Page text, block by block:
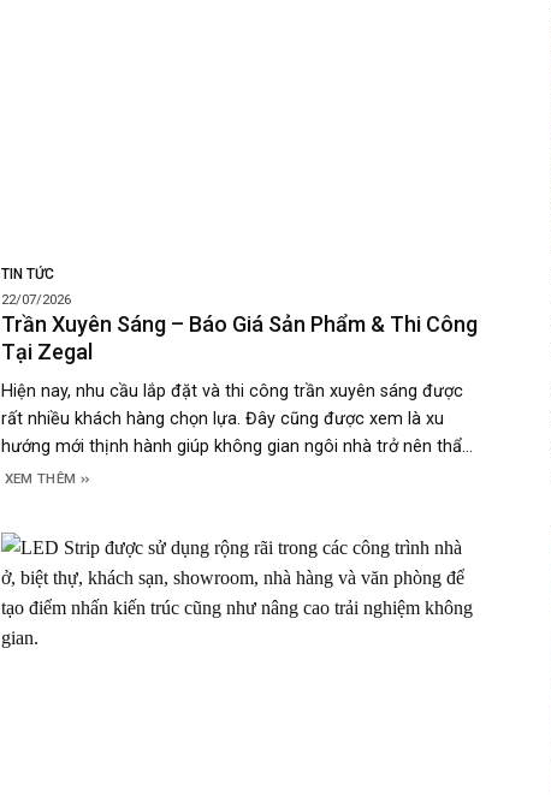
TIN TỨC
22/07/2026
Trần Xuyên Sáng – Báo Giá Sản Phẩm & Thi Công
Tại Zegal
Hiện nay, nhu cầu lắp đặt và thi công trần xuyên sáng được
rất nhiều khách hàng chọn lựa. Đây cũng được xem là xu
hướng mới thịnh hành giúp không gian ngôi nhà trở nên thẩm
mỹ hơn. Bên cạnh các mẫu mã và chất lượng thì cũng có
XEM THÊM